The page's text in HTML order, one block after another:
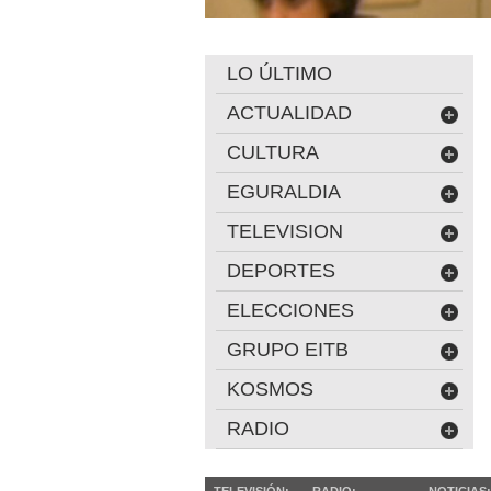
LO ÚLTIMO
ACTUALIDAD
CULTURA
EGURALDIA
TELEVISION
DEPORTES
ELECCIONES
GRUPO EITB
KOSMOS
RADIO